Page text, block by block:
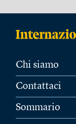
Chi siamo
Contattaci
Sommario